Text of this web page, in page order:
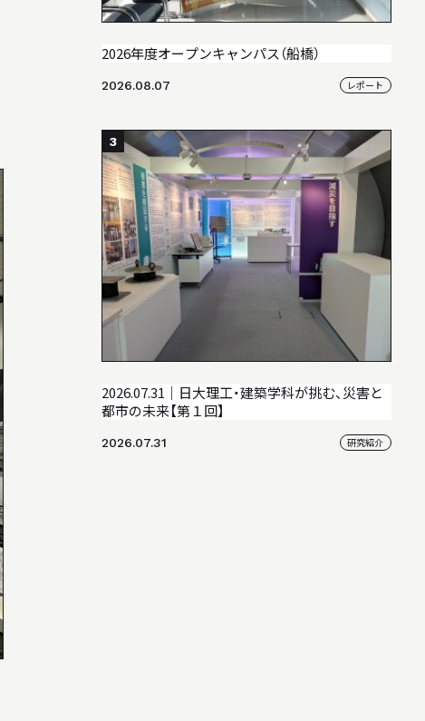
2026年度オープンキャンパス（船橋）
2026.08.07 レポート
3
2026.07.31｜日大理工・建築学科が挑む、災害と
都市の未来【第１回】
2026.07.31 研究紹介